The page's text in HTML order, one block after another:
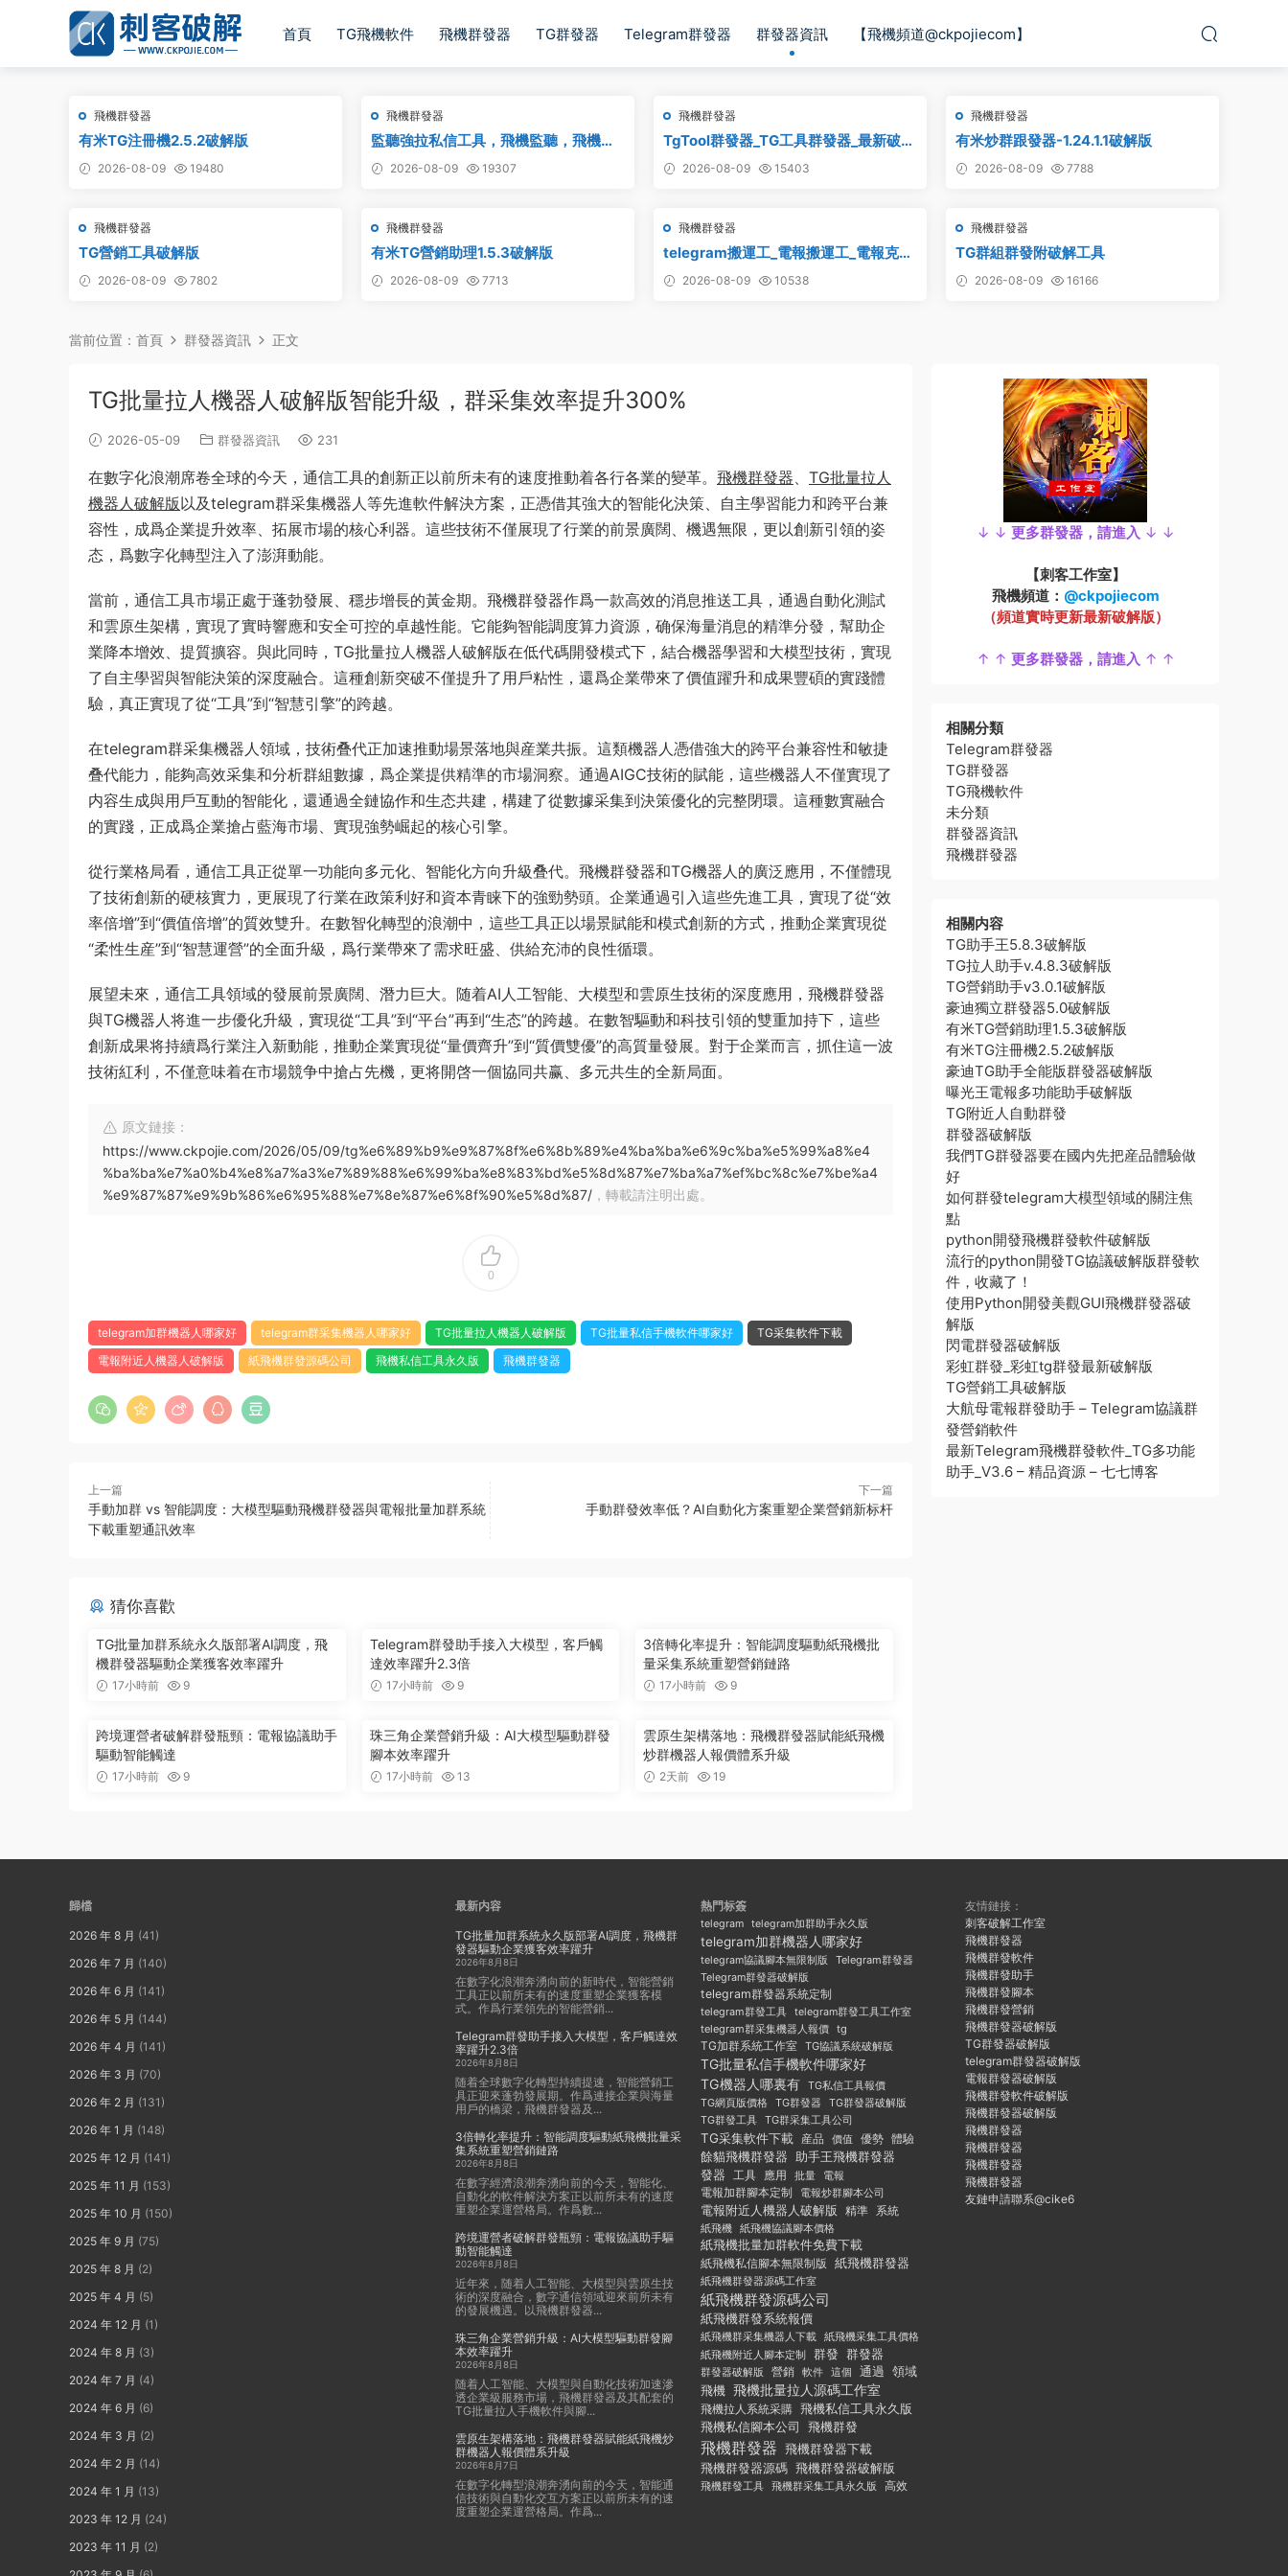
首頁 TG飛機軟件 飛機群發器 TG群發器 Telegram群發器 群發器資訊 【飛機頻道@ckpojiecom】
飛機群發器
有米TG注冊機2.5.2破解版
2026-08-09 19480
飛機群發器
監聽強拉私信工具，飛機監聽，飛機監
聽強拉，飛機監聽自動拉人，破解版
2026-08-09 19307
飛機群發器
TgTool群發器_TG工具群發器_最新破解
版
2026-08-09 15403
飛機群發器
有米炒群跟發器-1.24.1.1破解版
2026-08-09 7788
飛機群發器
TG營銷工具破解版
2026-08-09 7802
飛機群發器
有米TG營銷助理1.5.3破解版
2026-08-09 7713
飛機群發器
telegram搬運工_電報搬運工_電報克隆
_電報資源批量搬運
2026-08-09 10538
飛機群發器
TG群組群發附破解工具
2026-08-09 16166
當前位置： 首頁 群發器資訊 正文
TG批量拉人機器人破解版智能升級，群采集效率提升300%
2026-05-09 群發器資訊 231
在數字化浪潮席卷全球的今天，通信工具的創新正以前所未有的速度推動着各行各業的變革。 飛機群發器、 TG批量拉人
機器人破解版以及telegram群采集機器人等先進軟件解決方案，正憑借其強大的智能化決策、自主學習能力和跨平台兼
容性，成爲企業提升效率、拓展市場的核心利器。這些技術不僅展現了行業的前景廣闊、機遇無限，更以創新引領的姿
态，爲數字化轉型注入了澎湃動能。
當前，通信工具市場正處于蓬勃發展、穩步增長的黃金期。飛機群發器作爲一款高效的消息推送工具，通過自動化測試
和雲原生架構，實現了實時響應和安全可控的卓越性能。它能夠智能調度算力資源，确保海量消息的精準分發，幫助企
業降本增效、提質擴容。與此同時，TG批量拉人機器人破解版在低代碼開發模式下，結合機器學習和大模型技術，實現
了自主學習與智能決策的深度融合。這種創新突破不僅提升了用戶粘性，還爲企業帶來了價值躍升和成果豐碩的實踐體
驗，真正實現了從“工具”到“智慧引擎”的跨越。
在telegram群采集機器人領域，技術叠代正加速推動場景落地與産業共振。這類機器人憑借強大的跨平台兼容性和敏捷
叠代能力，能夠高效采集和分析群組數據，爲企業提供精準的市場洞察。通過AIGC技術的賦能，這些機器人不僅實現了
内容生成與用戶互動的智能化，還通過全鏈協作和生态共建，構建了從數據采集到決策優化的完整閉環。這種數實融合
的實踐，正成爲企業搶占藍海市場、實現強勢崛起的核心引擎。
從行業格局看，通信工具正從單一功能向多元化、智能化方向升級叠代。飛機群發器和TG機器人的廣泛應用，不僅體現
了技術創新的硬核實力，更展現了行業在政策利好和資本青睐下的強勁勢頭。企業通過引入這些先進工具，實現了從“效
率倍增”到“價值倍增”的質效雙升。在數智化轉型的浪潮中，這些工具正以場景賦能和模式創新的方式，推動企業實現從
“柔性生産”到“智慧運營”的全面升級，爲行業帶來了需求旺盛、供給充沛的良性循環。
展望未來，通信工具領域的發展前景廣闊、潛力巨大。随着AI人工智能、大模型和雲原生技術的深度應用，飛機群發器
與TG機器人将進一步優化升級，實現從“工具”到“平台”再到“生态”的跨越。在數智驅動和科技引領的雙重加持下，這些
創新成果将持續爲行業注入新動能，推動企業實現從“量價齊升”到“質價雙優”的高質量發展。對于企業而言，抓住這一波
技術紅利，不僅意味着在市場競争中搶占先機，更将開啓一個協同共赢、多元共生的全新局面。
原文鏈接：
https://www.ckpojie.com/2026/05/09/tg%e6%89%b9%e9%87%8f%e6%8b%89%e4%ba%ba%e6%9c%ba%e5%99%a8%e4
%ba%ba%e7%a0%b4%e8%a7%a3%e7%89%88%e6%99%ba%e8%83%bd%e5%8d%87%e7%ba%a7%ef%bc%8c%e7%be%a4
%e9%87%87%e9%9b%86%e6%95%88%e7%8e%87%e6%8f%90%e5%8d%87/ ，轉載請注明出處。
0
telegram加群機器人哪家好 telegram群采集機器人哪家好 TG批量拉人機器人破解版 TG批量私信手機軟件哪家好
TG采集軟件下載
電報附近人機器人破解版
紙飛機群發源碼公司 飛機私信工具永久版 飛機群發器
上一篇
手動加群 vs 智能調度：大模型驅動飛機群發器與電報批量加群系統
下載重塑通訊效率
下一篇
手動群發效率低？AI自動化方案重塑企業營銷新标杆
猜你喜歡
TG批量加群系統永久版部署AI調度，飛
機群發器驅動企業獲客效率躍升
17小時前 9
Telegram群發助手接入大模型，客戶觸
達效率躍升2.3倍
17小時前 9
3倍轉化率提升：智能調度驅動紙飛機批
量采集系統重塑營銷鏈路
17小時前 9
跨境運營者破解群發瓶頸：電報協議助手
驅動智能觸達
17小時前 9
珠三角企業營銷升級：AI大模型驅動群發
腳本效率躍升
17小時前 13
雲原生架構落地：飛機群發器賦能紙飛機
炒群機器人報價體系升級
2天前 19
↓ ↓ 更多群發器，請進入 ↓ ↓
【刺客工作室】
飛機頻道： @ckpojiecom
（頻道實時更新最新破解版）
↑ ↑ 更多群發器，請進入 ↑ ↑
相關分類
Telegram群發器
TG群發器
TG飛機軟件
未分類
群發器資訊
飛機群發器
相關内容
TG助手王5.8.3破解版
TG拉人助手v.4.8.3破解版
TG營銷助手v3.0.1破解版
豪迪獨立群發器5.0破解版
有米TG營銷助理1.5.3破解版
有米TG注冊機2.5.2破解版
豪迪TG助手全能版群發器破解版
曝光王電報多功能助手破解版
TG附近人自動群發
群發器破解版
我們TG群發器要在國内先把産品體驗做
好
如何群發telegram大模型領域的關注焦
點
python開發飛機群發軟件破解版
流行的python開發TG協議破解版群發軟
件，收藏了！
使用Python開發美觀GUI飛機群發器破
解版
閃電群發器破解版
彩虹群發_彩虹tg群發最新破解版
TG營銷工具破解版
大航母電報群發助手 – Telegram協議群
發營銷軟件
最新Telegram飛機群發軟件_TG多功能
助手_V3.6 – 精品資源 – 七七博客
歸檔
2026 年 8 月 (41)
2026 年 7 月 (140)
2026 年 6 月 (141)
2026 年 5 月 (144)
2026 年 4 月 (141)
2026 年 3 月 (70)
2026 年 2 月 (131)
2026 年 1 月 (148)
2025 年 12 月 (141)
2025 年 11 月 (153)
2025 年 10 月 (150)
2025 年 9 月 (75)
2025 年 8 月 (2)
2025 年 4 月 (5)
2024 年 12 月 (1)
2024 年 8 月 (3)
2024 年 7 月 (4)
2024 年 6 月 (6)
2024 年 3 月 (2)
2024 年 2 月 (14)
2024 年 1 月 (13)
2023 年 12 月 (24)
2023 年 11 月 (2)
最新内容
TG批量加群系統永久版部署AI調度，飛機群
發器驅動企業獲客效率躍升
2026年8月8日
在數字化浪潮奔湧向前的新時代，智能營銷
工具正以前所未有的速度重塑企業獲客模
式。作爲行業領先的智能營銷...
Telegram群發助手接入大模型，客戶觸達效
率躍升2.3倍
2026年8月8日
随着全球數字化轉型持續提速，智能營銷工
具正迎來蓬勃發展期。作爲連接企業與海量
用戶的橋梁，飛機群發器及...
3倍轉化率提升：智能調度驅動紙飛機批量采
集系統重塑營銷鏈路
2026年8月8日
在數字經濟浪潮奔湧向前的今天，智能化、
自動化的軟件解決方案正以前所未有的速度
重塑企業運營格局。作爲數...
跨境運營者破解群發瓶頸：電報協議助手驅
動智能觸達
2026年8月8日
近年來，随着人工智能、大模型與雲原生技
術的深度融合，數字通信領域迎來前所未有
的發展機遇。以飛機群發器...
珠三角企業營銷升級：AI大模型驅動群發腳
本效率躍升
2026年8月8日
随着人工智能、大模型與自動化技術加速滲
透企業級服務市場，飛機群發器及其配套的
TG批量拉人手機軟件與腳...
雲原生架構落地：飛機群發器賦能紙飛機炒
群機器人報價體系升級
2026年8月7日
在數字化轉型浪潮奔湧向前的今天，智能通
信技術與自動化交互方案正以前所未有的速
度重塑企業運營格局。作爲...
熱門标簽
telegram telegram加群助手永久版
telegram加群機器人哪家好
telegram協議腳本無限制版
Telegram群發器
Telegram群發器破解版
telegram群發器系統定制
telegram群發工具 telegram群發工具工作室
telegram群采集機器人報價 tg
TG加群系統工作室 TG協議系統破解版
TG批量私信手機軟件哪家好
TG機器人哪裏有 TG私信工具報價
TG網頁版價格 TG群發器
TG群發器破解版
TG群發工具 TG群采集工具公司
TG采集軟件下載 産品 價值 優勢 體驗
餘貓飛機群發器 助手王飛機群發器
發器 工具 應用 批量 電報
電報加群腳本定制 電報炒群腳本公司
電報附近人機器人破解版 精準
系統
紙飛機
紙飛機協議腳本價格
紙飛機批量加群軟件免費下載
紙飛機私信腳本無限制版 紙飛機群發器
紙飛機群發器源碼工作室
紙飛機群發源碼公司
紙飛機群發系統報價
紙飛機群采集機器人下載 紙飛機采集工具價格
紙飛機附近人腳本定制
群發 群發器
群發器破解版 營銷 軟件 這個 通過 領域
飛機 飛機批量拉人源碼工作室
飛機拉人系統采購 飛機私信工具永久版
飛機私信腳本公司
飛機群發
飛機群發器 飛機群發器下載
飛機群發器源碼 飛機群發器破解版
飛機群發工具 飛機群采集工具永久版 高效
友情鏈接：
刺客破解工作室
飛機群發器
飛機群發軟件
飛機群發助手
飛機群發腳本
飛機群發營銷
飛機群發器破解版
TG群發器破解版
telegram群發器破解版
電報群發器破解版
飛機群發軟件破解版
飛機群發器破解版
飛機群發器
飛機群發器
飛機群發器
飛機群發器
友鏈申請聯系@cike6